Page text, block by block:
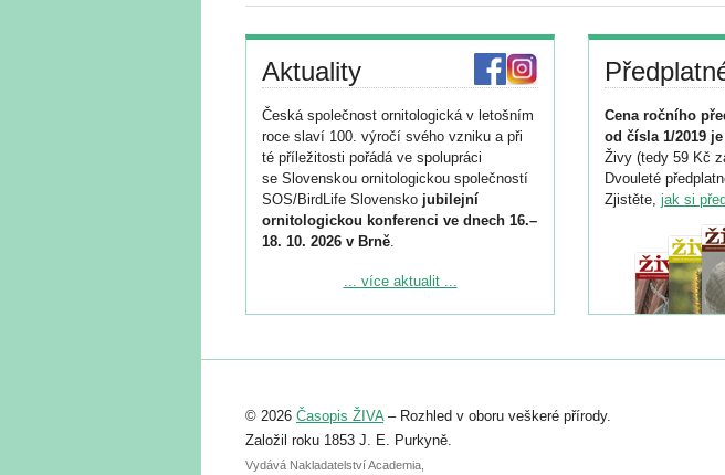
Aktuality
Česká společnost ornitologická v letošním
roce slaví 100. výročí svého vzniku a při
té příležitosti pořádá ve spolupráci
se Slovenskou ornitologickou společností
SOS/BirdLife Slovensko jubilejní
ornitologickou konferenci ve dnech 16.–
18. 10. 2026 v Brně.
Podrobnější informace ke konferenci
Registrovat se můžete do 6. září.
abstraktu přihlášené přednášky nebo
posteru je už 30. června.
... více aktualit ...
Cena ročního
od čísla 1/2019
Živy (tedy 59 Kč
Dvouleté
Zjistěte, jak si
© 2026 Časopis ŽIVA– Rozhled v oboru veškeré přírody.
Založil roku 1853 J. E. Purkyně.
Vydává Nakladatelství Academia,